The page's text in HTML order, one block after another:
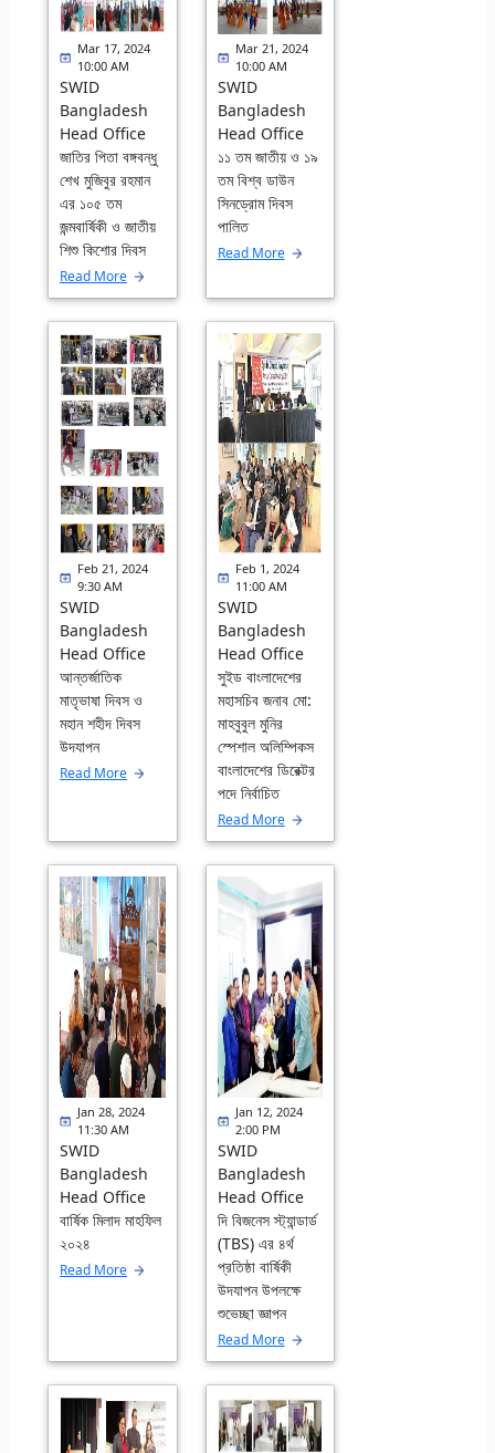
Mar 17, 2024
10:00 AM
SWID
Bangladesh
Head Office
জাতির পিতা বঙ্গবন্ধু
শেখ মুজিবুর রহমান
এর ১০৫ তম
জন্মবার্ষিকী ও জাতীয়
শিশু কিশোর দিবস
Read More
Mar 21, 2024
10:00 AM
SWID
Bangladesh
Head Office
১১ তম জাতীয় ও ১৯
তম বিশ্ব ডাউন
সিনড্রোম দিবস
পালিত
Read More
Feb 21, 2024
9:30 AM
SWID
Bangladesh
Head Office
আন্তর্জাতিক
মাতৃভাষা দিবস ও
মহান শহীদ দিবস
উদযাপন
Read More
Feb 1, 2024
11:00 AM
SWID
Bangladesh
Head Office
সুইড বাংলাদেশের
মহাসচিব জনাব মো:
মাহবুবুল মুনির
স্পেশাল অলিম্পিকস
বাংলাদেশের ডিরেক্টর
পদে নির্বাচিত
Read More
Jan 28, 2024
11:30 AM
SWID
Bangladesh
Head Office
বার্ষিক মিলাদ মাহফিল
২০২৪
Read More
Jan 12, 2024
2:00 PM
SWID
Bangladesh
Head Office
দি বিজনেস স্ট্যান্ডার্ড
(TBS) এর ৪র্থ
প্রতিষ্ঠা বার্ষিকী
উদযাপন উপলক্ষে
শুভেচ্ছা জ্ঞাপন
Read More